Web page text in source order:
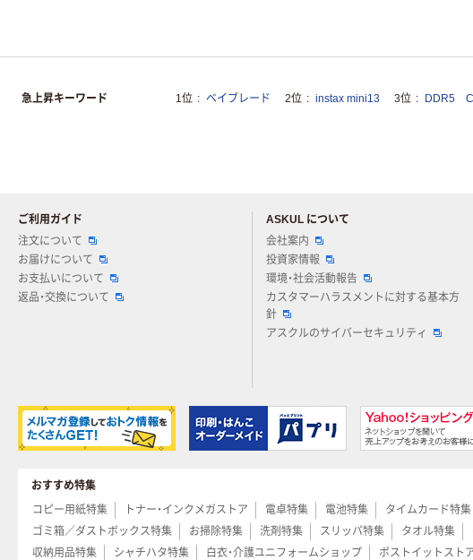
急上昇キーワード 1位 ベイブレード 2位 instax mini13 3位 DDR5
ご利用ガイド
注文について
お届けについて
お支払いについて
返品・交換について
ASKUL について
会社案内
投資家情報
環境・社会活動報告
カスタマーハラスメントに対する基本方
針
アスクルのサイバーセキュリティ
おすすめ特集
コピー用紙特集
トナー・インクメガストア 電卓特集 電池特集 タイムカード特集
ゴミ箱／ダストボックス特集
お掃除特集 洗剤特集 スリッパ特集 タオル特集
収納用品特集
シャチハタ特集 白衣・介護ユニフォームショップ ポストイットスト